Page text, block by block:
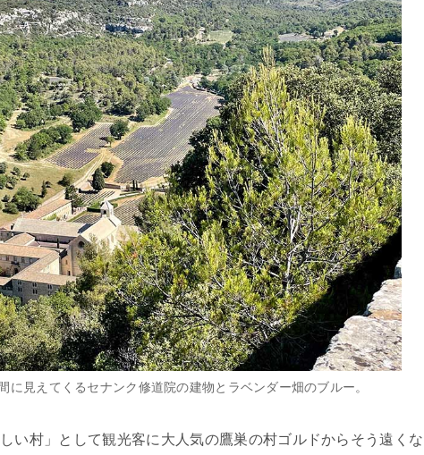
に見えてくるセナンク修道院の建物とラベンダー畑のブルー。
い村」として観光客に大人気の鷹巣の村ゴルドからそう遠くな